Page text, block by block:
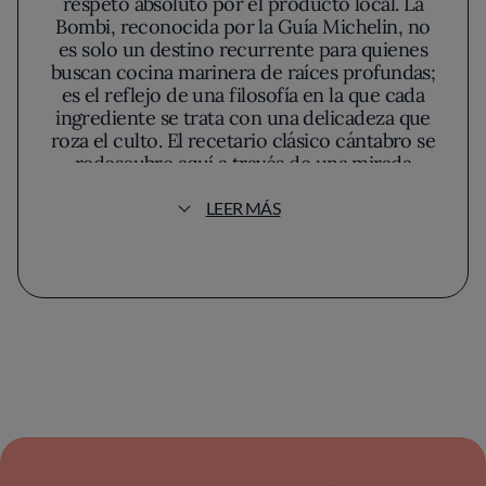
Bombi, reconocida por la Guía Michelin, no
es solo un destino recurrente para quienes
buscan cocina marinera de raíces profundas;
es el reflejo de una filosofía en la que cada
ingrediente se trata con una delicadeza que
roza el culto. El recetario clásico cántabro se
redescubre aquí a través de una mirada
entorno y la materia prima dictan el ritmo de
primer momento: maderas pulidas y discretos
acompaña sin robar protagonismo al relato
LEER MÁS